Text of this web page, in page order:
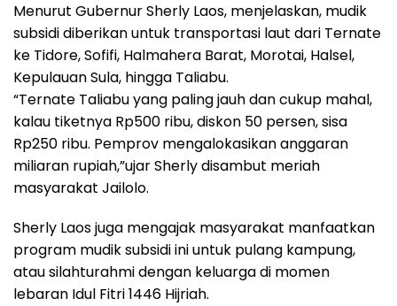
Menurut Gubernur Sherly Laos, menjelaskan, mudik
subsidi diberikan untuk transportasi laut dari Ternate
ke Tidore, Sofifi, Halmahera Barat, Morotai, Halsel,
Kepulauan Sula, hingga Taliabu.
“Ternate Taliabu yang paling jauh dan cukup mahal,
kalau tiketnya Rp500 ribu, diskon 50 persen, sisa
Rp250 ribu. Pemprov mengalokasikan anggaran
miliaran rupiah,”ujar Sherly disambut meriah
masyarakat Jailolo.
Sherly Laos juga mengajak masyarakat manfaatkan
program mudik subsidi ini untuk pulang kampung,
atau silahturahmi dengan keluarga di momen
lebaran Idul Fitri 1446 Hijriah.